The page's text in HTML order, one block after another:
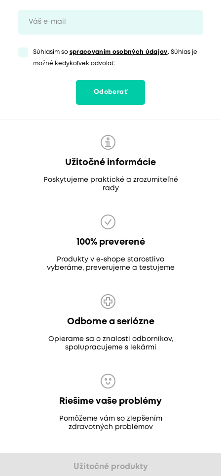
Súhlasím so spracovaním osobných údajov. Súhlas je
možné kedykoľvek odvolať.
Odoberať
Užitočné informácie
Poskytujeme praktické a zrozumiteľné
rady
100% preverené
Produkty v e-shope starostlivo
vyberáme, preverujeme a testujeme
Odborne a seriózne
Opierame sa o znalosti odborníkov,
spolupracujeme s lekármi
Riešime vaše problémy
Pomôžeme vám so zlepšením
zdravotných problémov
Užitočné produkty